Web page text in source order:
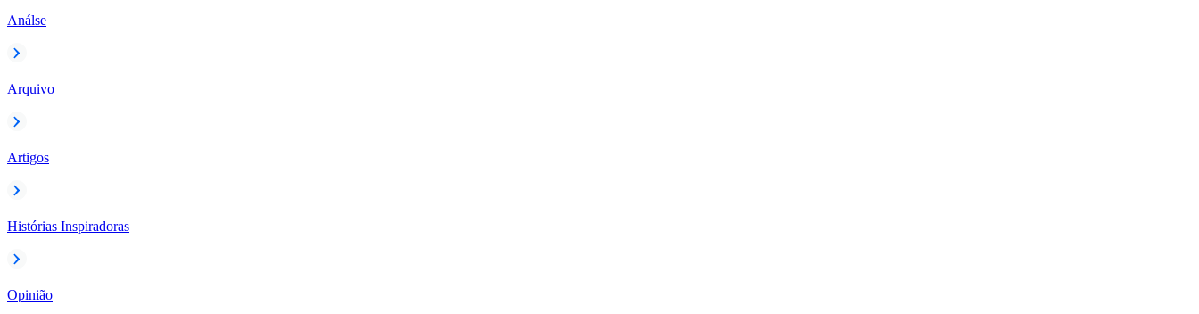
Análse
Arquivo
Artigos
Histórias Inspiradoras
Opinião